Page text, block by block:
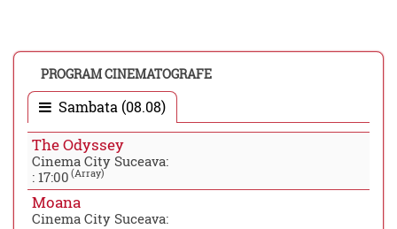
PROGRAM CINEMATOGRAFE
Sambata (08.08)
The Odyssey
Cinema City Suceava:
: 17:00 (Array)
Moana
Cinema City Suceava: